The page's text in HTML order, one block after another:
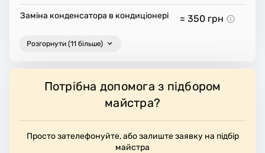
Заміна конденсатора в кондиціонері ≈ 350 грн
Розгорнути (11 більше)
Потрібна допомога з підбором
майстра?
Просто зателефонуйте, або залиште заявку на підбір
майстра